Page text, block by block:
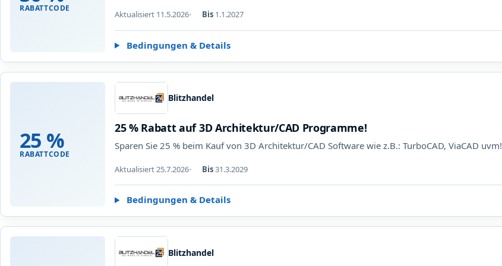
RABATTCODE
Aktualisiert 11.5.2026 Bis 1.1.2027
Bedingungen & Details
25 %
RABATTCODE
Blitzhandel
25 % Rabatt auf 3D Architektur/CAD Programme!
Sparen Sie 25 % beim Kauf von 3D Architektur/CAD Software wie z.B.: TurboCAD, ViaCAD uvm!
Aktualisiert 25.7.2026 Bis31.3.2029
Bedingungen & Details
Blitzhandel